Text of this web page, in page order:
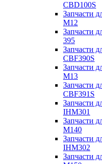
CBD100S
Запчасти
M12
Запчасти
395
Запчасти
CBF390S
Запчасти
M13
Запчасти
CBF391S
Запчасти
IHM301
Запчасти
M140
Запчасти
IHM302
Запчасти